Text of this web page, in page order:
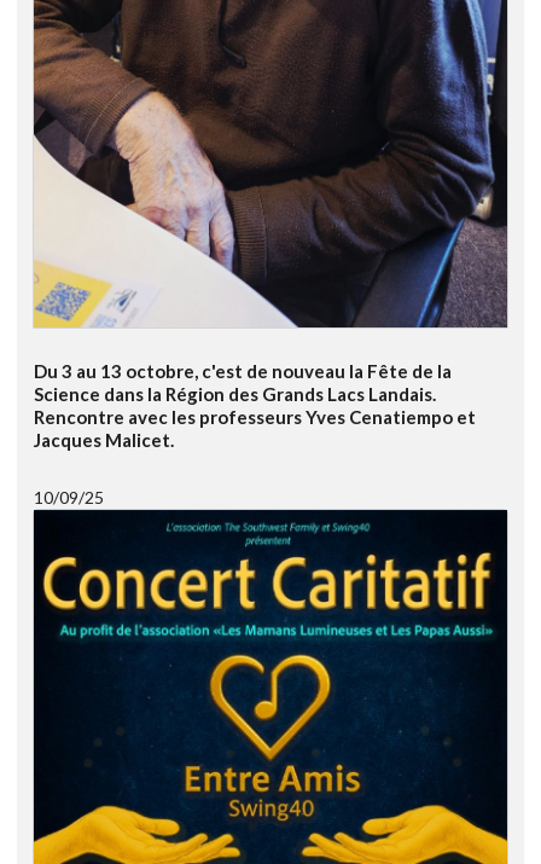
Du 3 au 13 octobre, c'est de nouveau la Fête de la
Science dans la Région des Grands Lacs Landais.
Rencontre avec les professeurs Yves Cenatiempo et
Jacques Malicet.
10/09/25